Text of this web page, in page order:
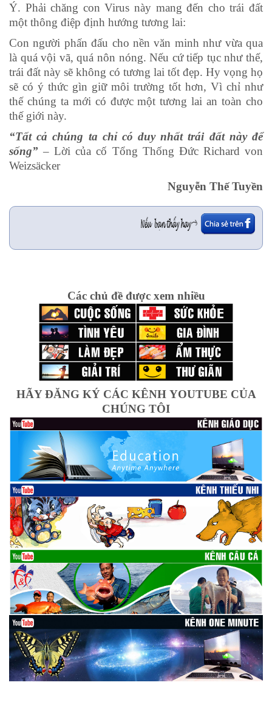
Ý. Phải chăng con Virus này mang đến cho trái đất
một thông điệp định hướng tương lai:
Con người phấn đấu cho nền văn minh như vừa qua
là quá vội vã, quá nôn nóng. Nếu cứ tiếp tục như thế,
trái đất này sẽ không có tương lai tốt đẹp. Hy vọng họ
sẽ có ý thức gìn giữ môi trường tốt hơn, Vì chỉ như
thế chúng ta mới có được một tương lai an toàn cho
thế giới này.
“Tất cả chúng ta chỉ có duy nhất trái đất này để
sống” – Lời của cố Tổng Thống Đức Richard von
Weizsäcker
Nguyễn Thế Tuyền
Các chủ đề được xem nhiều
HÃY ĐĂNG KÝ CÁC KÊNH YOUTUBE CỦA
CHÚNG TÔI